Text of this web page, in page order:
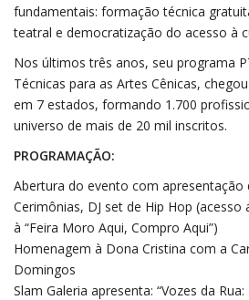
fundamentais: formação técnica
teatral e democratização do acesso à
Nos últimos três anos, seu programa
Técnicas para as Artes Cênicas,
em 7 estados, formando 1.700
universo de mais de 20 mil inscritos.
PROGRAMAÇÃO:
Abertura do evento com apresentação
Cerimônias, DJ set de Hip Hop
à “Feira Moro Aqui, Compro Aqui”)
Homenagem à Dona Cristina com a
Domingos
Slam Galeria apresenta: “Vozes da